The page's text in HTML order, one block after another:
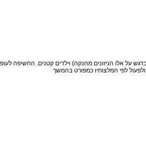
על אלו הניזונים מהנקה) וילדים קטנים. החשיפה